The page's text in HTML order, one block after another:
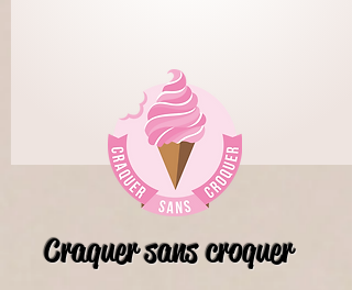
Craquer sans croquer